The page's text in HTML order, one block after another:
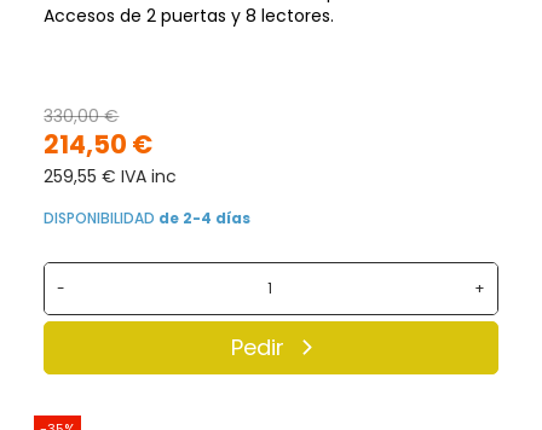
Accesos de 2 puertas y 8 lectores.
214,50 €
330,00 €
259,55 € IVA inc
DISPONIBILIDAD de 2-4 días
- +
Pedir